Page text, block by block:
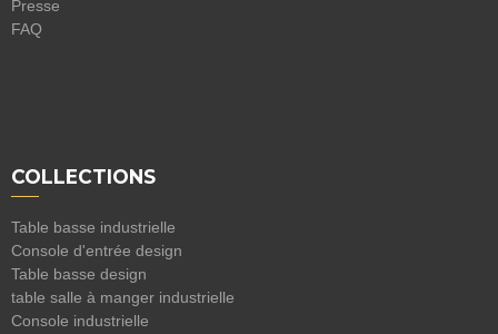
Presse
FAQ
COLLECTIONS
Table basse industrielle
Console d'entrée design
Table basse design
table salle à manger industrielle
Console industrielle